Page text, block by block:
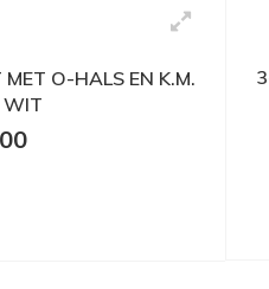
O-HALS EN K.M.
WIT